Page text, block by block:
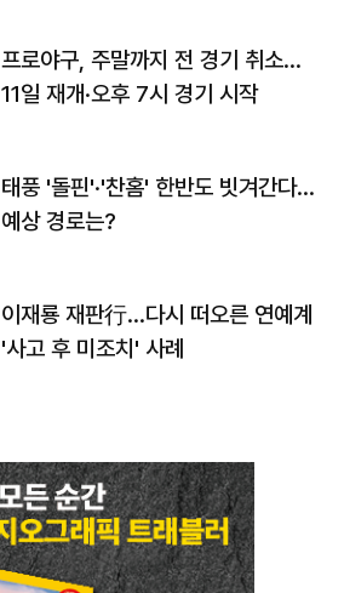
프로야구, 주말까지 전 경기 취소…
11일 재개·오후 7시 경기 시작
태풍 '돌핀'·'찬홈' 한반도 빗겨간다…
예상 경로는?
이재룡 재판行…다시 떠오른 연예계
'사고 후 미조치' 사례